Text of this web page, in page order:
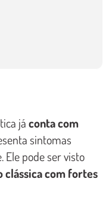
jáconta com
sintomas
pode ser visto
clássica com fortes